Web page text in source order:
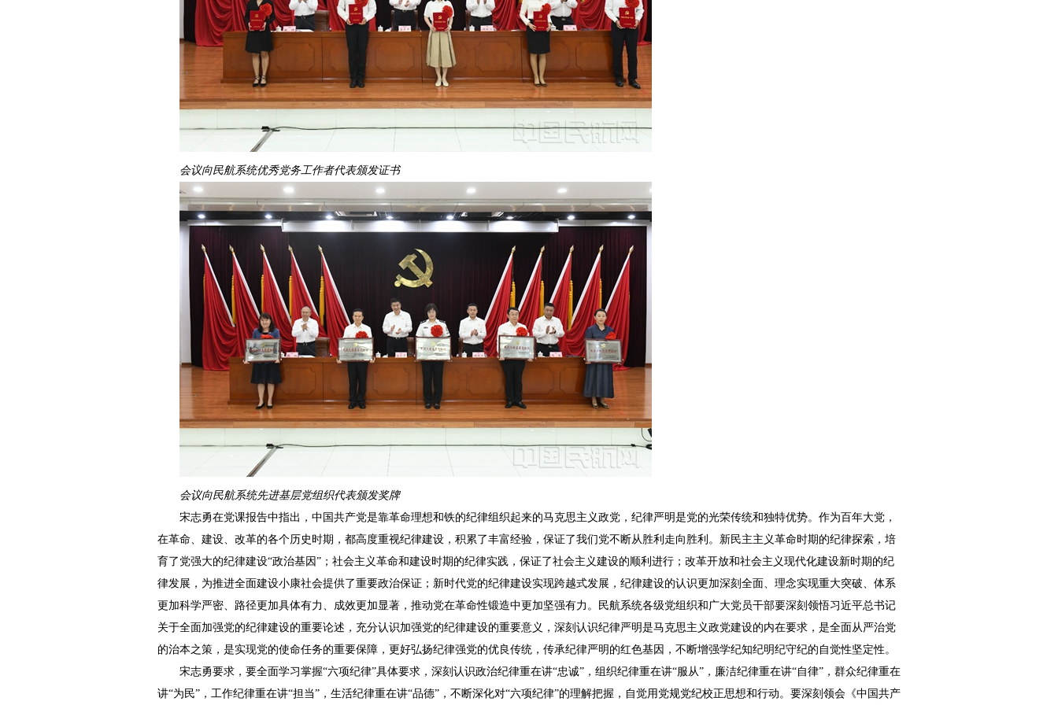
会议向民航系统优秀党务工作者代表颁发证书
会议向民航系统先进基层党组织代表颁发奖牌
宋志勇在党课报告中指出，中国共产党是靠革命理想和铁的纪律组织起来的马克思主义政党，纪律严明是党的光荣传统和独特优势。作为百年大党，
在革命、建设、改革的各个历史时期，都高度重视纪律建设，积累了丰富经验，保证了我们党不断从胜利走向胜利。新民主主义革命时期的纪律探索，培
育了党强大的纪律建设“政治基因”；社会主义革命和建设时期的纪律实践，保证了社会主义建设的顺利进行；改革开放和社会主义现代化建设新时期的纪
律发展，为推进全面建设小康社会提供了重要政治保证；新时代党的纪律建设实现跨越式发展，纪律建设的认识更加深刻全面、理念实现重大突破、体系
更加科学严密、路径更加具体有力、成效更加显著，推动党在革命性锻造中更加坚强有力。民航系统各级党组织和广大党员干部要深刻领悟习近平总书记
关于全面加强党的纪律建设的重要论述，充分认识加强党的纪律建设的重要意义，深刻认识纪律严明是马克思主义政党建设的内在要求，是全面从严治党
的治本之策，是实现党的使命任务的重要保障，更好弘扬纪律强党的优良传统，传承纪律严明的红色基因，不断增强学纪知纪明纪守纪的自觉性坚定性。
宋志勇要求，要全面学习掌握“六项纪律”具体要求，深刻认识政治纪律重在讲“忠诚”，组织纪律重在讲“服从”，廉洁纪律重在讲“自律”，群众纪律重在
讲“为民”，工作纪律重在讲“担当”，生活纪律重在讲“品德”，不断深化对“六项纪律”的理解把握，自觉用党规党纪校正思想和行动。要深刻领会《中国共产